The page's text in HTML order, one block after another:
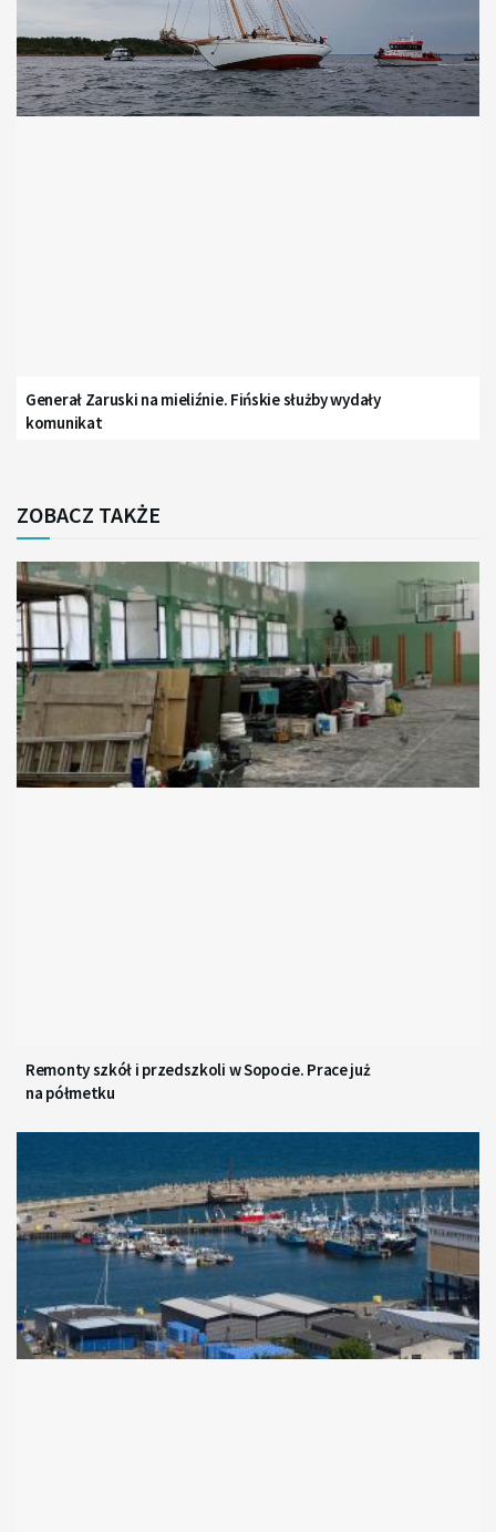
Generał Zaruski na mieliźnie. Fińskie służby wydały
komunikat
ZOBACZ TAKŻE
Remonty szkół i przedszkoli w Sopocie. Prace już
na półmetku